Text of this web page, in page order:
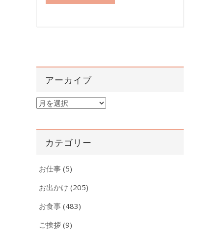
アーカイブ
ア
カ
カテゴリー
お仕事 (5)
お出かけ (205)
お食事 (483)
ご挨拶 (9)